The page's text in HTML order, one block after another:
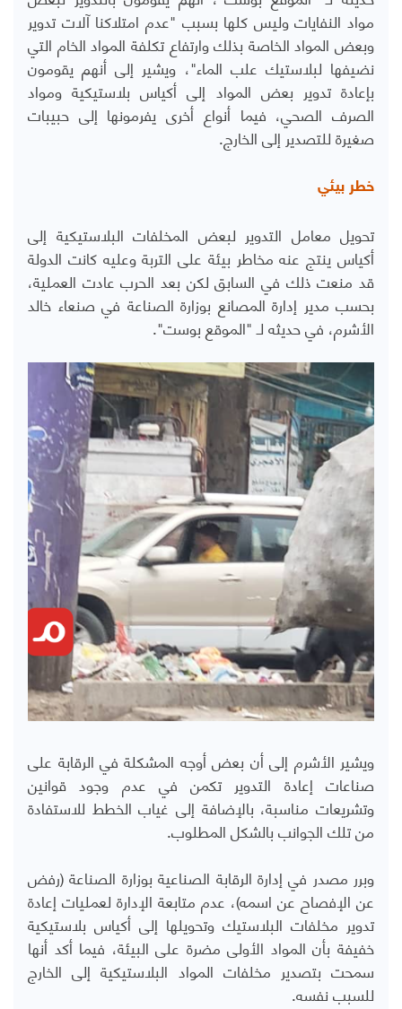
مواد النفايات وليس كلها بسبب "عدم امتلاكنا آلات تدوير
وبعض المواد الخاصة بذلك وارتفاع تكلفة المواد الخام التي
نضيفها لبلاستيك علب الماء"، ويشير إلى أنهم يقومون
بإعادة تدوير بعض المواد إلى أكياس بلاستيكية ومواد
الصرف الصحي، فيما أنواع أخرى يفرمونها إلى حبيبات
صغيرة للتصدير إلى الخارج.
خطر بيئي
تحويل معامل التدوير لبعض المخلفات البلاستيكية إلى
أكياس ينتج عنه مخاطر بيئة على التربة وعليه كانت الدولة
قد منعت ذلك في السابق لكن بعد الحرب عادت العملية،
بحسب مدير إدارة المصانع بوزارة الصناعة في صنعاء خالد
الأشرم، في حديثه لـ "الموقع بوست".
ويشير الأشرم إلى أن بعض أوجه المشكلة في الرقابة على
صناعات إعادة التدوير تكمن في عدم وجود قوانين
وتشريعات مناسبة، بالإضافة إلى غياب الخطط للاستفادة
من تلك الجوانب بالشكل المطلوب.
وبرر مصدر في إدارة الرقابة الصناعية بوزارة الصناعة (رفض
عن الإفصاح عن اسمه)، عدم متابعة الإدارة لعمليات إعادة
تدوير مخلفات البلاستيك وتحويلها إلى أكياس بلاستيكية
خفيفة بأن المواد الأولى مضرة على البيئة، فيما أكد أنها
سمحت بتصدير مخلفات المواد البلاستيكية إلى الخارج
للسبب نفسه.